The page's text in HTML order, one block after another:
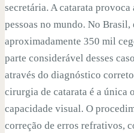
secretária. A catarata
pessoas no mundo. No
aproximadamente 350 mil
parte considerável desses
através do diagnóstico
cirurgia de catarata é a única
capacidade visual. O
correção de erros refrativos,